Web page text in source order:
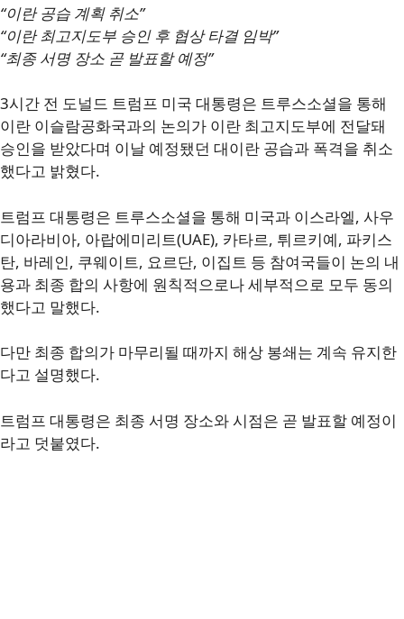
“이란 공습 계획 취소”
“이란 최고지도부 승인 후 협상 타결 임박”
“최종 서명 장소 곧 발표할 예정”
3시간 전 도널드 트럼프 미국 대통령은 트루스소셜을 통해
이란 이슬람공화국과의 논의가 이란 최고지도부에 전달돼
승인을 받았다며 이날 예정됐던 대이란 공습과 폭격을 취소
했다고 밝혔다.
트럼프 대통령은 트루스소셜을 통해 미국과 이스라엘, 사우
디아라비아, 아랍에미리트(UAE), 카타르, 튀르키예, 파키스
탄, 바레인, 쿠웨이트, 요르단, 이집트 등 참여국들이 논의 내
용과 최종 합의 사항에 원칙적으로나 세부적으로 모두 동의
했다고 말했다.
다만 최종 합의가 마무리될 때까지 해상 봉쇄는 계속 유지한
다고 설명했다.
트럼프 대통령은 최종 서명 장소와 시점은 곧 발표할 예정이
라고 덧붙였다.